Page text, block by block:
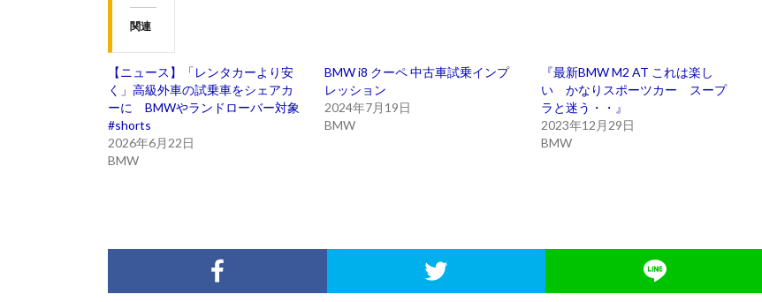
関連
【ニュース】「レンタカーより安
く」高級外車の試乗車をシェアカ
ーに BMWやランドローバー対象
#shorts
2026年6月22日
BMW
BMW i8 クーペ 中古車試乗インプ
レッション
2024年7月19日
BMW
『最新BMW M2 AT これは楽し
い かなりスポーツカー スープ
ラと迷う・・』
2023年12月29日
BMW